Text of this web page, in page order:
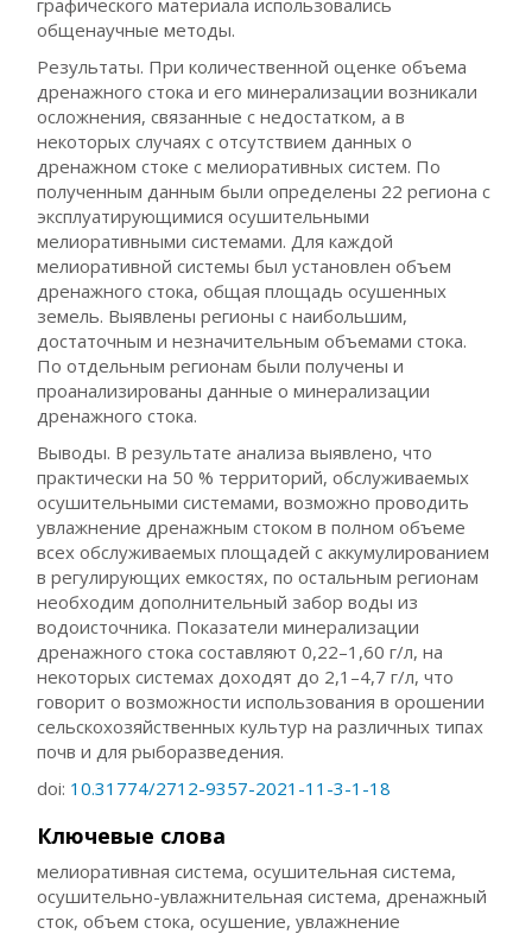
графического материала использовались
общенаучные методы.
Результаты. При количественной оценке объема
дренажного стока и его минерализации возникали
осложнения, связанные с недостатком, а в
некоторых случаях с отсутствием данных о
дренажном стоке с мелиоративных систем. По
полученным данным были определены 22 региона с
эксплуатирующимися осушительными
мелиоративными системами. Для каждой
мелиоративной системы был установлен объем
дренажного стока, общая площадь осушенных
земель. Выявлены регионы с наибольшим,
достаточным и незначительным объемами стока.
По отдельным регионам были получены и
проанализированы данные о минерализации
дренажного стока.
Выводы. В результате анализа выявлено, что
практически на 50 % территорий, обслуживаемых
осушительными системами, возможно проводить
увлажнение дренажным стоком в полном объеме
всех обслуживаемых площадей с аккумулированием
в регулирующих емкостях, по остальным регионам
необходим дополнительный забор воды из
водоисточника. Показатели минерализации
дренажного стока составляют 0,22–1,60 г/л, на
некоторых системах доходят до 2,1–4,7 г/л, что
говорит о возможности использования в орошении
сельскохозяйственных культур на различных типах
почв и для рыборазведения.
doi: 10.31774/2712-9357-2021-11-3-1-18
Ключевые слова
мелиоративная система, осушительная система,
осушительно-увлажнительная система, дренажный
сток, объем стока, осушение, увлажнение